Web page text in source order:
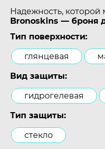
Надежность, которой
Bronoskins — броня
Тип поверхности:
глянцевая
Вид защиты:
гидрогелевая
Тип защиты:
стекло